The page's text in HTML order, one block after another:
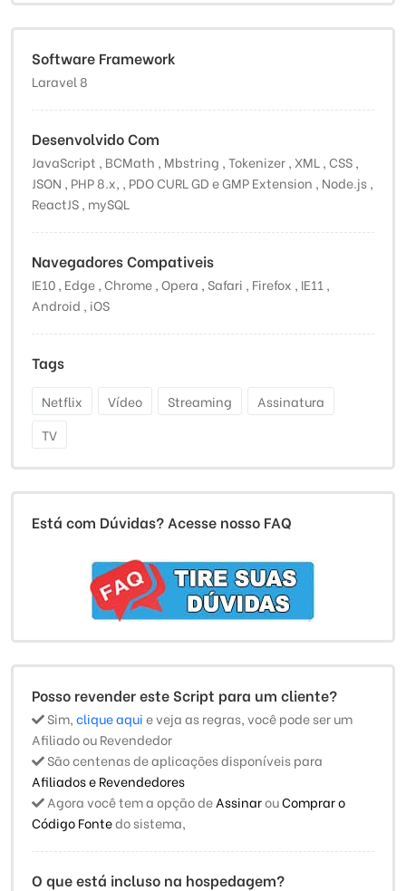
Software Framework
Laravel 8
Desenvolvido Com
JavaScript , BCMath , Mbstring , Tokenizer , XML , CSS ,
JSON , PHP 8.x, , PDO CURL GD e GMP Extension , Node.js ,
ReactJS , mySQL
Navegadores Compativeis
IE10 , Edge , Chrome , Opera , Safari , Firefox , IE11 ,
Android , iOS
Tags
Netflix Vídeo Streaming
Assinatura
TV
Está com Dúvidas? Acesse nosso FAQ
Posso revender este Script para um cliente?
Sim,clique aquie veja as regras, você pode ser um
Afiliado ou Revendedor
São centenas de aplicações disponíveis para
Afiliados e Revendedores
Agora você tem a opção deAssinarouComprar o
Código Fontedo sistema,
O que está incluso na hospedagem?